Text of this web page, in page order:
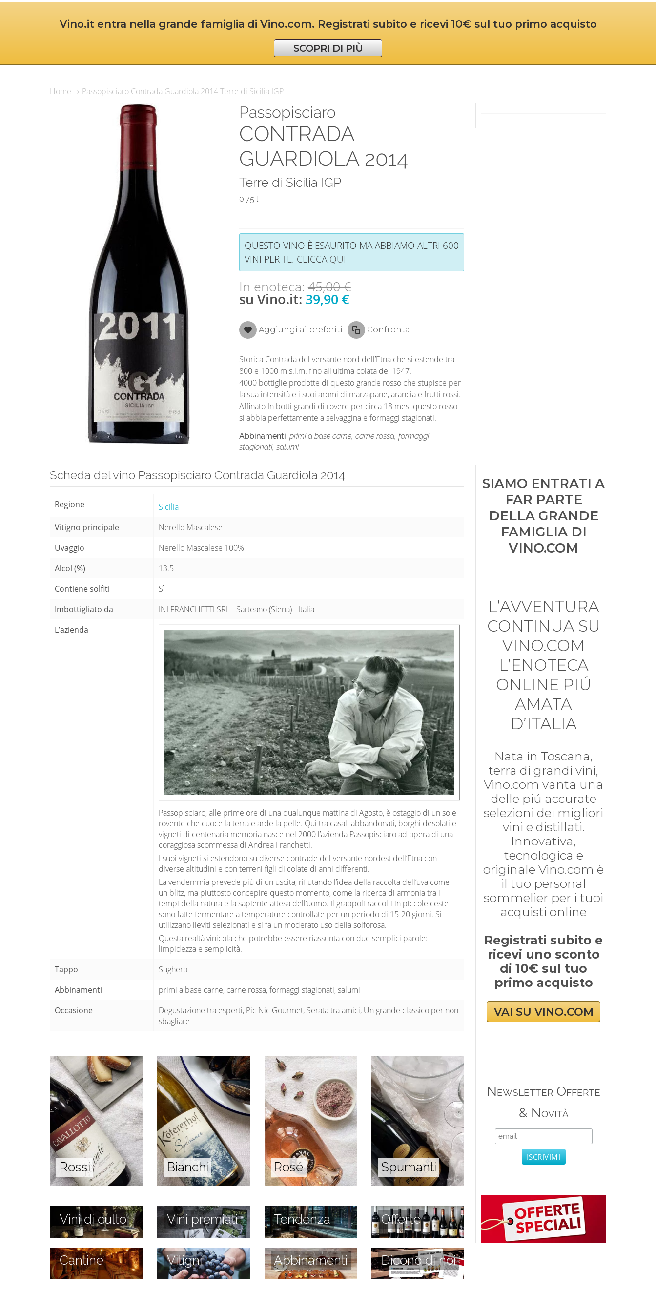
Vino.it entra nella grande famiglia di Vino.com. Registrati subito e ricevi 10€ sul tuo primo acquisto
SCOPRI DI PIÙ
Home Passopisciaro Contrada Guardiola 2014 Terre di Sicilia IGP
Passopisciaro
CONTRADA
GUARDIOLA 2014
Terre di Sicilia IGP
0.75 l
QUESTO VINO È ESAURITO MA ABBIAMO ALTRI 600
VINI PER TE. CLICCAQUI
In enoteca:45,00 €
su Vino.it: 39,90 €
Aggiungi ai preferiti Confronta
Storica Contrada del versante nord dell’Etna che si estende tra
800 e 1000 m s.l.m. fino all'ultima colata del 1947.
4000 bottiglie prodotte di questo grande rosso che stupisce per
la sua intensità e i suoi aromi di marzapane, arancia e frutti rossi.
Affinato In botti grandi di rovere per circa 18 mesi questo rosso
si abbia perfettamente a selvaggina e formaggi stagionati.
Abbinamenti: primi a base carne, carne rossa, formaggi
stagionati, salumi
Scheda del vino Passopisciaro Contrada Guardiola 2014
Regione
Sicilia
Vitigno principale
Nerello Mascalese
Uvaggio
Nerello Mascalese 100%
Alcol (%)
13.5
Contiene solfiti
Sì
Imbottigliato da
INI FRANCHETTI SRL - Sarteano (Siena) - Italia
L’azienda
Passopisciaro, alle prime ore di una qualunque mattina di Agosto, è ostaggio di un sole
rovente che cuoce la terra e arde la pelle. Qui tra casali abbandonati, borghi desolati e
vigneti di centenaria memoria nasce nel 2000 l’azienda Passopisciaro ad opera di una
coraggiosa scommessa di Andrea Franchetti.
I suoi vigneti si estendono su diverse contrade del versante nordest dell’Etna con
diverse altitudini e con terreni figli di colate di anni differenti.
La vendemmia prevede più di un uscita, rifiutando l’idea della raccolta dell’uva come
un blitz, ma piuttosto concepire questo momento, come la ricerca di armonia tra i
tempi della natura e la sapiente attesa dell’uomo. Il grappoli raccolti in piccole ceste
sono fatte fermentare a temperature controllate per un periodo di 15-20 giorni. Si
utilizzano lieviti selezionati e si fa un moderato uso della solforosa.
Questa realtà vinicola che potrebbe essere riassunta con due semplici parole:
limpidezza e semplicità.
Tappo
Sughero
Abbinamenti
primi a base carne, carne rossa, formaggi stagionati, salumi
Occasione
Degustazione tra esperti, Pic Nic Gourmet, Serata tra amici, Un grande classico per non
sbagliare
Rossi Bianchi Rosé Spumanti
Vini di culto Vini premiati Tendenza Offerte
Cantine Vitigni Abbinamenti Dicono di noi
SIAMO ENTRATI A
FAR PARTE
DELLA GRANDE
FAMIGLIA DI
VINO.COM
L’AVVENTURA
CONTINUA SU
VINO.COM
L’ENOTECA
ONLINE PIÚ
AMATA
D’ITALIA
Nata in Toscana,
terra di grandi vini,
Vino.com vanta una
delle piú accurate
selezioni dei migliori
vini e distillati.
Innovativa,
tecnologica e
originale Vino.com è
il tuo personal
sommelier per i tuoi
acquisti online
Registrati subito e
ricevi uno sconto
di 10€ sul tuo
primo acquisto
VAI SU VINO.COM
Newsletter Offerte
& Novità